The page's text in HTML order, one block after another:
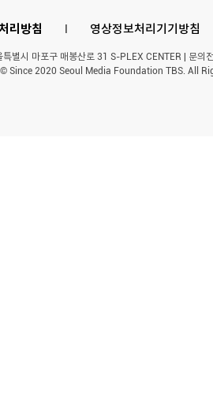
리방침 l 영상정보처리기기방침
별시 마포구 매봉산로 31 S-PLEX CENTER | 문
Since 2020 Seoul Media Foundation TBS. All